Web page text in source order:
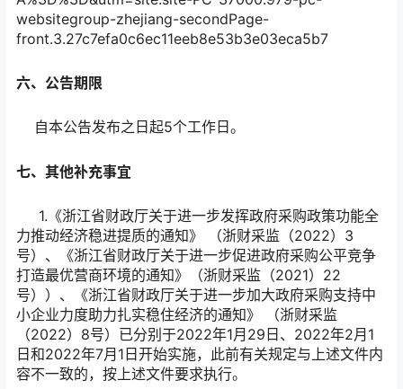
websitegroup-zhejiang-secondPage-
front.3.27c7efa0c6ec11eeb8e53b3e03eca5b7
六、公告期限
自本公告发布之日起5个工作日。
七、其他补充事宜
1.《浙江省财政厅关于进一步发挥政府采购政策功能全
力推动经济稳进提质的通知》 （浙财采监（2022）3
号）、《浙江省财政厅关于进一步促进政府采购公平竞争
打造最优营商环境的通知》（浙财采监（2021）22
号））、《浙江省财政厅关于进一步加大政府采购支持中
小企业力度助力扎实稳住经济的通知》 （浙财采监
（2022）8号）已分别于2022年1月29日、2022年2月1
日和2022年7月1日开始实施，此前有关规定与上述文件内
容不一致的，按上述文件要求执行。